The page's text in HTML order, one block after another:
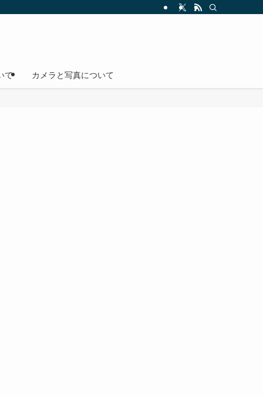
て カメラと写真について